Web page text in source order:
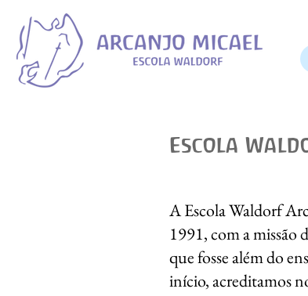
Escola
A Escola Waldorf
1991, com a missão
que fosse além do
início, acreditamos